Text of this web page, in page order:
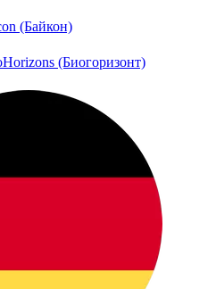
(Байкон)
(Биогоризонт)